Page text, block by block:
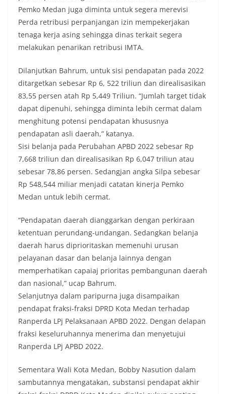
Pemko Medan juga diminta untuk segera merevisi
Perda retribusi perpanjangan izin mempekerjakan
tenaga kerja asing sehingga dinas terkait segera
melakukan penarikan retribusi IMTA.
Dilanjutkan Bahrum, untuk sisi pendapatan pada 2022
ditargetkan sebesar Rp 6, 522 triliun dan direalisasikan
83,55 persen atah Rp 5,449 Triliun. “Jumlah target tidak
dapat dipenuhi, sehingga diminta lebih cermat dalam
menghitung potensi pendapatan khususnya
pendapatan asli daerah,” katanya.
Sisi belanja pada Perubahan APBD 2022 sebesar Rp
7,668 triliun dan direalisasikan Rp 6,047 triliun atau
sebesar 78,86 persen. Sedangjan angka Silpa sebesar
Rp 548,544 miliar menjadi catatan kinerja Pemko
Medan untuk lebih cermat.
“Pendapatan daerah dianggarkan dengan perkiraan
ketentuan perundang-undangan. Sedangkan belanja
daerah harus diprioritaskan memenuhi urusan
pelayanan dasar dan belanja lainnya dengan
memperhatikan capaiaj prioritas pembangunan daerah
dan nasional,” ucap Bahrum.
Selanjutnya dalam paripurna juga disampaikan
pendapat fraksi-fraksi DPRD Kota Medan terhadap
Ranperda LPj Pelaksanaan APBD 2022. Dengan delapan
fraksi keseluruhannya menerima dan menyetujui
Ranperda LPj APBD 2022.
Sementara Wali Kota Medan, Bobby Nasution dalam
sambutannya mengatakan, substansi pendapat akhir